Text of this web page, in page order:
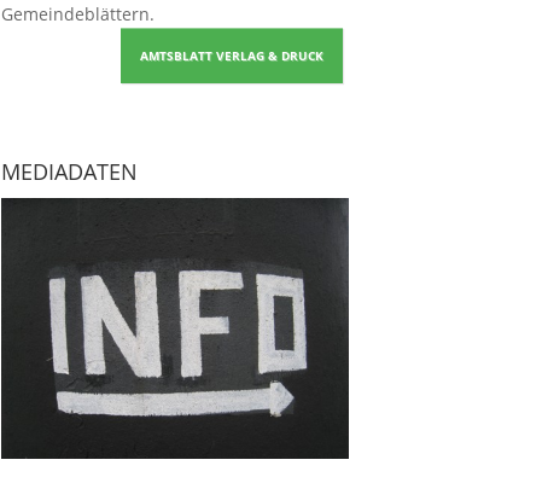
Gemeindeblättern.
AMTSBLATT VERLAG & DRUCK
MEDIADATEN